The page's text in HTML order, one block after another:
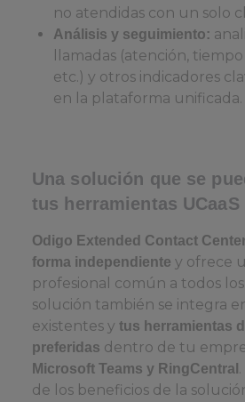
no atendidas con un solo
Análisis y seguimiento:
llamadas (atención,
etc.) y otros indicadores
en la plataforma unificada.
Una solución que se
tus herramientas UCaaS
Odigo Extended Contact
forma independiente y ofrece
profesional común a todos
solución también se integra
existentes y tus herramientas
preferidas dentro de tu
Microsoft Teams y RingCentral
de los beneficios de la